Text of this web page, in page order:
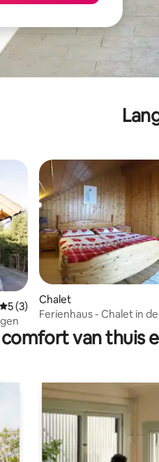
Gemiddelde beoordeling van 5
5 (3)
Chalet
Ferienhaus - Chalet in
van thuis